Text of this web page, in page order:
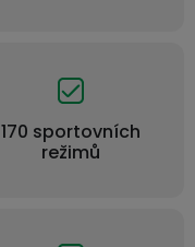
170 sportovních
režimů